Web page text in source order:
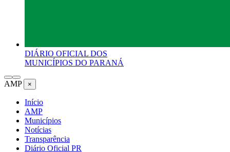
DIÁRIO OFICIAL DOS
MUNICÍPIOS DO PARANÁ
AMP ×
Início
AMP
Municípios
Notícias
Transparência
Diário Oficial PR